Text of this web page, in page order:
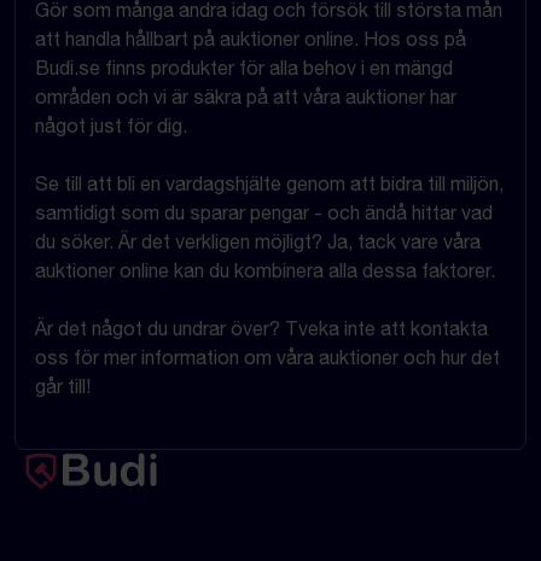
Gör som många andra idag och försök till största mån
att handla hållbart på auktioner online. Hos oss på
Budi.se finns produkter för alla behov i en mängd
områden och vi är säkra på att våra auktioner har
något just för dig.
Se till att bli en vardagshjälte genom att bidra till miljön,
samtidigt som du sparar pengar - och ändå hittar vad
du söker. Är det verkligen möjligt? Ja, tack vare våra
auktioner online kan du kombinera alla dessa faktorer.
Är det något du undrar över? Tveka inte att kontakta
oss för mer information om våra auktioner och hur det
går till!